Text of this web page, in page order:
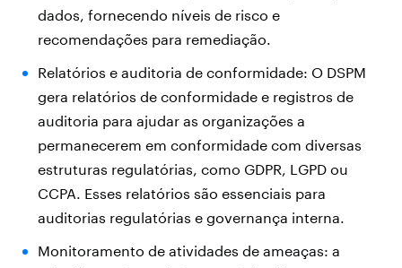
dados, fornecendo níveis de risco e
recomendações para remediação.
Relatórios e auditoria de conformidade: O DSPM
gera relatórios de conformidade e registros de
auditoria para ajudar as organizações a
permanecerem em conformidade com diversas
estruturas regulatórias, como GDPR, LGPD ou
CCPA. Esses relatórios são essenciais para
auditorias regulatórias e governança interna.
Monitoramento de atividades de ameaças: a